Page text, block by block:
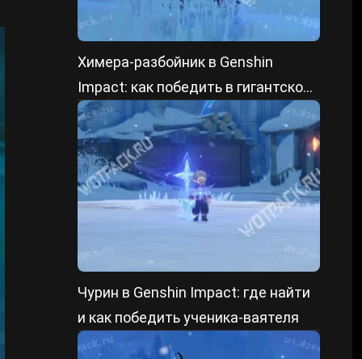
Химера-разбойник в Genshin
Impact: как победить в гигантской
форме и уменьшенном состоянии
Чурин в Genshin Impact: где найти
и как победить ученика-ваятеля